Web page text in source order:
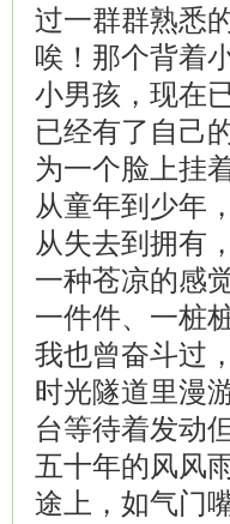
过一群群熟悉
唉！那个背着
小男孩，现在
已经有了自己
为一个脸上挂
从童年到少年
从失去到拥有
一种苍凉的感
一件件、一桩
我也曾奋斗过
时光隧道里漫
台等待着发动
五十年的风风
途上，如气门